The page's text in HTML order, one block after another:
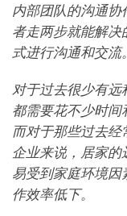
内部团队的沟通
者走两步就能解
式进行沟通和交流。
对于过去很少有远
都需要花不少时间
而对于那些过去
企业来说，居家
易受到家庭环境
作效率低下。